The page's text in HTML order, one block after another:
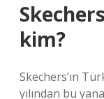
kim?
Skechers’ın
yılından bu